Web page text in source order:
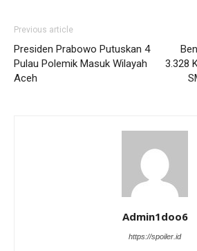
Previous article
Presiden Prabowo Putuskan 4
Pulau Polemik Masuk Wilayah
Aceh
3.328
Admin1doo6
https://spoiler.id